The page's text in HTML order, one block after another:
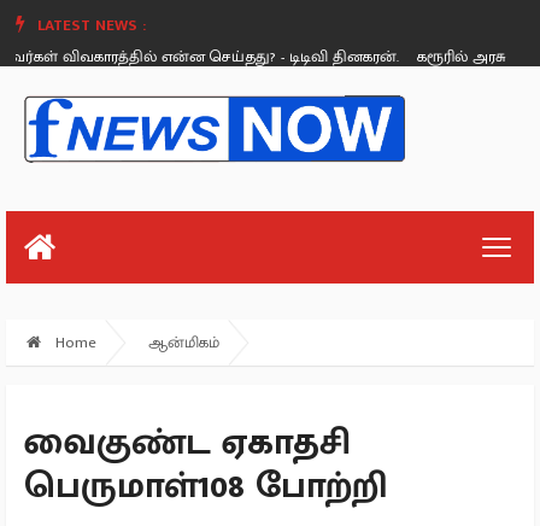
LATEST NEWS :
விவகாரத்தில் என்ன செய்தது? - டிடிவி தினகரன்.
கரூரில் அரசு பணி
Sunday, August 26
Home ஆன்மிகம்
வைகுண்ட ஏகாதசி
பெருமாள்108 போற்றி